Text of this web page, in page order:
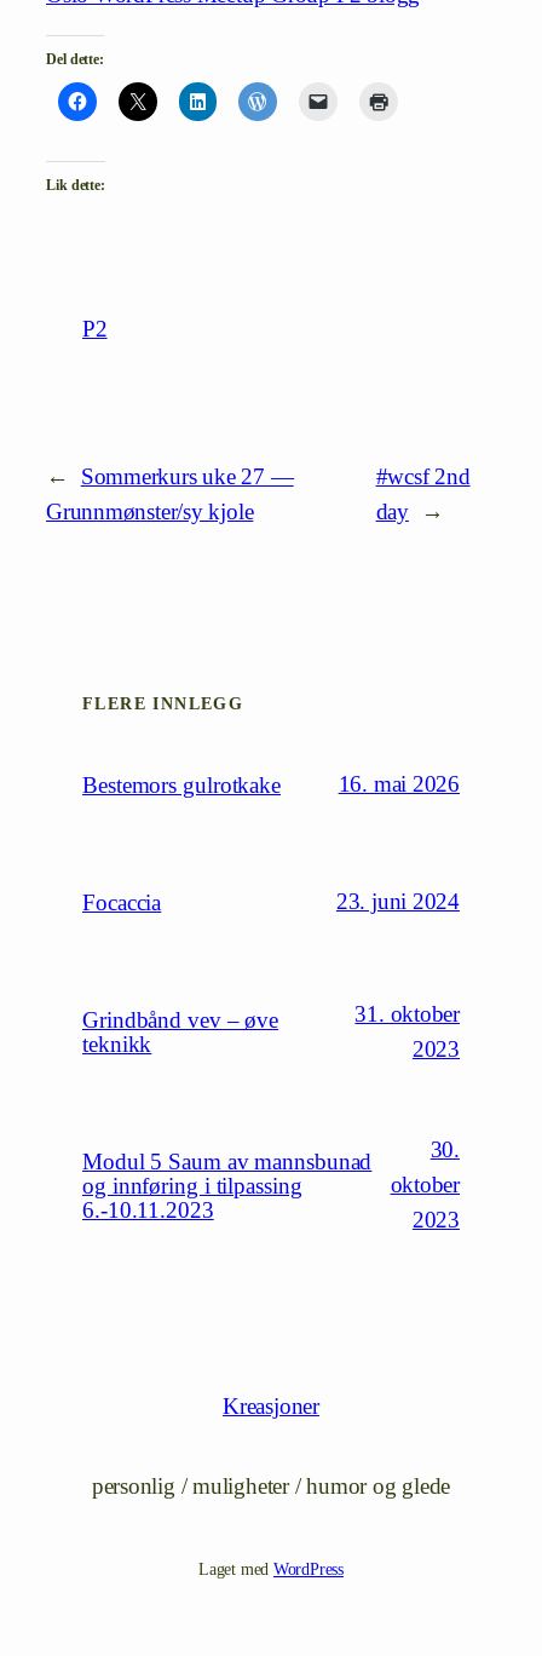
Del dette:
Lik dette:
P2
←
Sommerkurs uke 27 —
Grunnmønster/sy kjole
#wcsf 2nd
day
→
FLERE INNLEGG
Bestemors gulrotkake 16. mai 2026
Focaccia 23. juni 2024
Grindbånd vev – øve
teknikk
31. oktober
2023
Modul 5 Saum av mannsbunad
og innføring i tilpassing
6.-10.11.2023
30.
oktober
2023
Kreasjoner
personlig / muligheter / humor og glede
Laget med WordPress